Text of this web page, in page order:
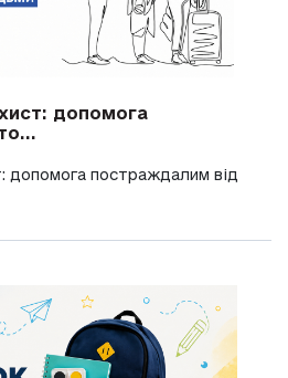
допомога
допомога постраждалим від